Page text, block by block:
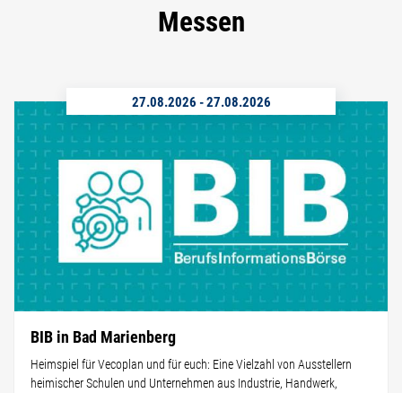
Messen
27.08.2026 -27.08.2026
BIB in Bad Marienberg
Heimspiel für Vecoplan und für euch: Eine Vielzahl von Ausstellern
heimischer Schulen und Unternehmen aus Industrie, Handwerk,